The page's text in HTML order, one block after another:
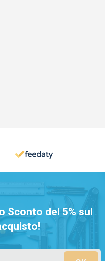
Sconto del 5% sul